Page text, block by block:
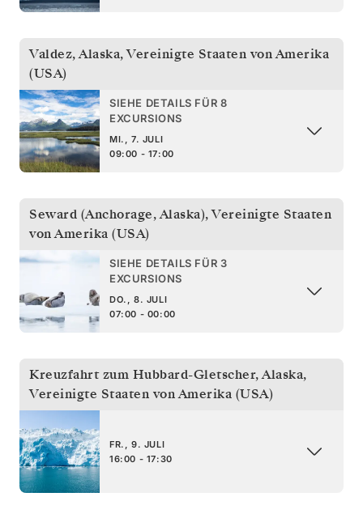
Valdez, Alaska,Vereinigte Staaten von Amerika
(USA)
SIEHE DETAILS FÜR 8
EXCURSIONS
MI., 7. JULI
09:00 - 17:00
Seward (Anchorage, Alaska),Vereinigte Staaten
von Amerika (USA)
SIEHE DETAILS FÜR 3
EXCURSIONS
DO., 8. JULI
07:00 - 00:00
Kreuzfahrt zum Hubbard-Gletscher, Alaska,
Vereinigte Staaten von Amerika (USA)
FR., 9. JULI
16:00 - 17:30